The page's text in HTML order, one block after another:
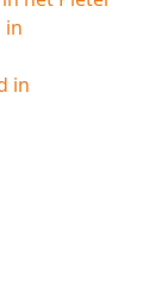
in
in